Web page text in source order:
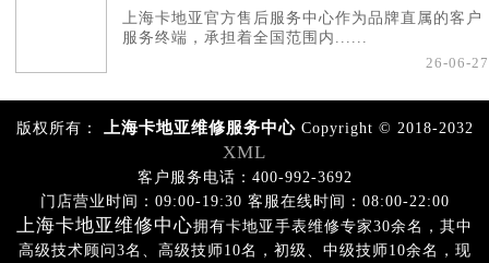
上海卡地亚官方售后服务中心作为品牌直属的客户
服务终端，承担着全国范围内......
26-06-27
版权所有： 上海卡地亚维修服务中心Copyright © 2018-2032
XML
客户服务电话：400-992-3692
门店营业时间：09:00-19:30 客服在线时间：08:00-22:00
上海卡地亚维修中心拥有卡地亚手表维修专家30余名，其中
高级技术顾问3名、高级技师10名，初级、中级技师10余名，现